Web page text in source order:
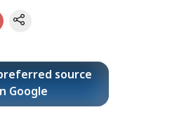
source
Google